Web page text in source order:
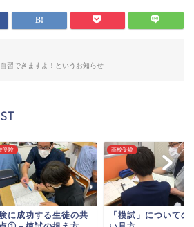
習できますよ！というお知らせ
受験
に成功する生徒の共
高校受験
「模試」についての